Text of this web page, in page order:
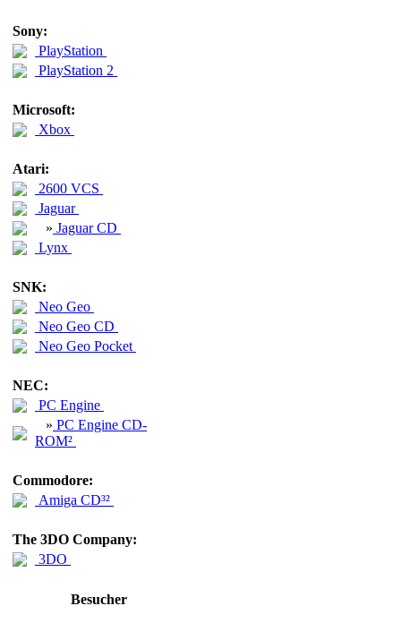
Sony:
PlayStation
PlayStation 2
Microsoft:
Xbox
Atari:
2600 VCS
Jaguar
» Jaguar CD
Lynx
SNK:
Neo Geo
Neo Geo CD
Neo Geo Pocket
NEC:
PC Engine
» PC Engine CD-
ROM²
Commodore:
Amiga CD³²
The 3DO Company:
3DO
Besucher